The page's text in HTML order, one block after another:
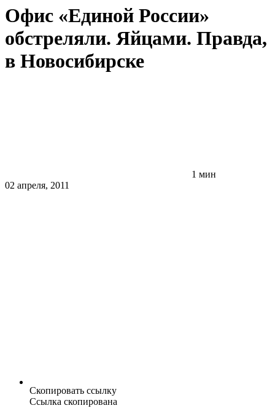
Офис «Единой России»
обстреляли. Яйцами. Правда,
в Новосибирске
1 мин
02 апреля, 2011
Скопировать ссылку
Ссылка скопирована